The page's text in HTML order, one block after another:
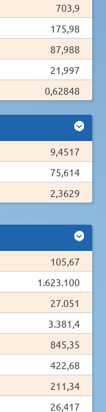
703,9
175,98
87,988
21,997
0,62848
9,4517
75,614
2,3629
105,67
1.623.100
27.051
3.381,4
845,35
422,68
211,34
26,417